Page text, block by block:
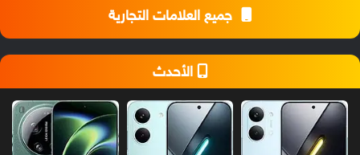
جميع العلامات التجارية
الأحدث